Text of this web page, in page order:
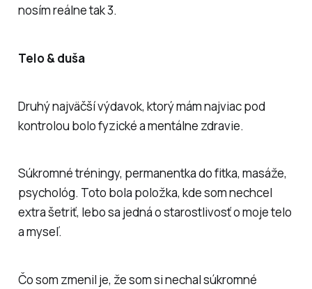
nosím reálne tak 3.
Telo & duša
Druhý najväčší výdavok, ktorý mám najviac pod
kontrolou bolo fyzické a mentálne zdravie.
Súkromné tréningy, permanentka do fitka, masáže,
psychológ. Toto bola položka, kde som nechcel
extra šetriť, lebo sa jedná o starostlivosť o moje telo
a myseľ.
Čo som zmenil je, že som si nechal súkromné